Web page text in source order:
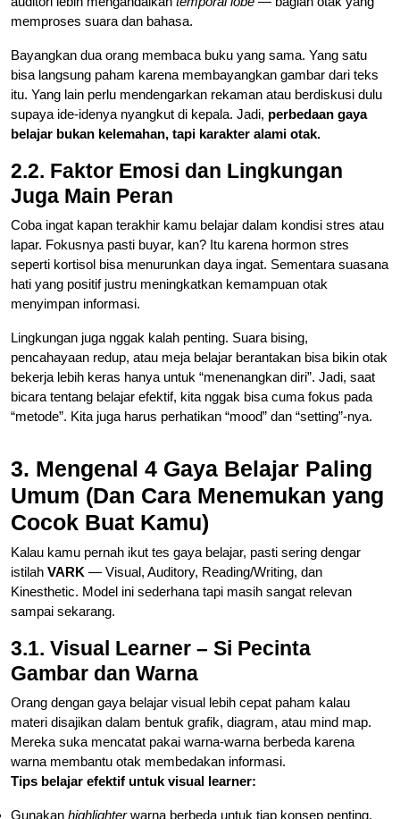
memproses suara dan bahasa.
Bayangkan dua orang membaca buku yang sama. Yang satu
bisa langsung paham karena membayangkan gambar dari teks
itu. Yang lain perlu mendengarkan rekaman atau berdiskusi dulu
supaya ide-idenya nyangkut di kepala. Jadi, perbedaan gaya
belajar bukan kelemahan, tapi karakter alami otak.
2.2. Faktor Emosi dan Lingkungan
Juga Main Peran
Coba ingat kapan terakhir kamu belajar dalam kondisi stres atau
lapar. Fokusnya pasti buyar, kan? Itu karena hormon stres
seperti kortisol bisa menurunkan daya ingat. Sementara suasana
hati yang positif justru meningkatkan kemampuan otak
menyimpan informasi.
Lingkungan juga nggak kalah penting. Suara bising,
pencahayaan redup, atau meja belajar berantakan bisa bikin otak
bekerja lebih keras hanya untuk “menenangkan diri”. Jadi, saat
bicara tentang belajar efektif, kita nggak bisa cuma fokus pada
“metode”. Kita juga harus perhatikan “mood” dan “setting”-nya.
3. Mengenal 4 Gaya Belajar Paling
Umum (Dan Cara Menemukan yang
Cocok Buat Kamu)
Kalau kamu pernah ikut tes gaya belajar, pasti sering dengar
istilah VARK — Visual, Auditory, Reading/Writing, dan
Kinesthetic. Model ini sederhana tapi masih sangat relevan
sampai sekarang.
3.1. Visual Learner – Si Pecinta
Gambar dan Warna
Orang dengan gaya belajar visual lebih cepat paham kalau
materi disajikan dalam bentuk grafik, diagram, atau mind map.
Mereka suka mencatat pakai warna-warna berbeda karena
warna membantu otak membedakan informasi.
Tips belajar efektif untuk visual learner:
Gunakan highlighterwarna berbeda untuk tiap konsep penting.